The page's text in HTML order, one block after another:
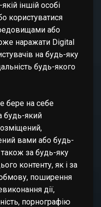
іншій особі
користуватися
або
наражати Digital
на будь-яку
будь-якого
бере на себе
будь-який
вами або будь-
за будь-яку
контенту, як і за
поширення
дії,
порнографію